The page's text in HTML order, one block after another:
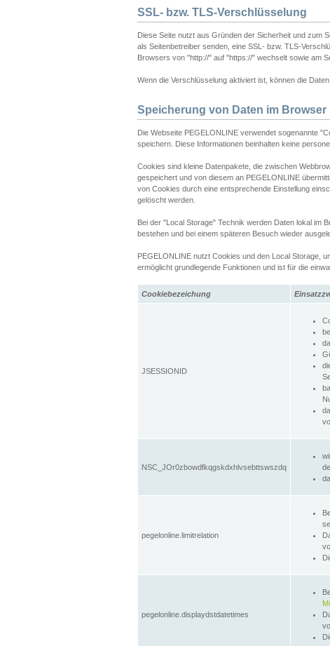
SSL- bzw. TLS-Verschlüsselung
Diese Seite nutzt aus Gründen der Sicherheit und zum
als Seitenbetreiber senden, eine SSL- bzw. TLS-
Browsers von "http://" auf "https://" wechselt sowie am
Wenn die Verschlüsselung aktiviert ist, können die
Speicherung von Daten im Browser
Die Webseite PEGELONLINE verwendet sogenannte
speichern. Diese Informationen beinhalten keine
Cookies sind kleine Datenpakete, die zwischen
gespeichert und von diesem an PEGELONLINE
von Cookies durch eine entsprechende Einstellung
gelöscht werden.
Bei der "Local Storage" Technik werden Daten lokal im
bestehen und bei einem späteren Besuch wieder
PEGELONLINE nutzt Cookies und den Local Storage,
ermöglicht grundlegende Funktionen und ist für die
Cookiebezeichung
JSESSIONID
NSC_JOr0zbowdfkqgskdxhlvsebttswszdq
pegelonline.limitrelation
pegelonline.displaydstdatetimes